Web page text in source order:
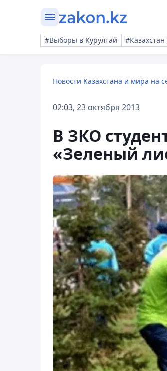
#Выборы в Курултай
Новости Казахстана и мира на
02:03, 23 октября 2013
В ЗКО
«Зеленый